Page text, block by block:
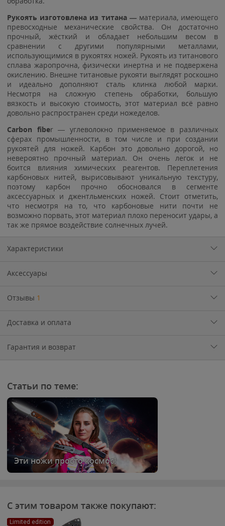
Рукоять изготовлена из титана — материала, имеющего
превосходные механические свойства. Он достаточно
прочный, жёсткий и обладает небольшим весом в
сравнении с другими популярными металлами,
использующимися в рукоятях ножей. Рукоять из титанового
сплава жаропрочна, физически инертна и не подвержена
окислению. Внешне титановые рукояти выглядят роскошно
и идеально дополняют сталь клинка любой марки.
Несмотря на сложную степень обработки, большую
вязкость и высокую стоимость, этот материал всё равно
довольно распространен среди ножеделов.
Carbon fiber — углеволокно применяемое в различных
сферах промышленности, в том числе и при создании
рукоятей для ножей. Карбон это довольно дорогой, но
невероятно прочный материал. Он очень легок и не
боится влияния химических реагентов. Переплетения
карбоновых нитей, вырисовывают уникальную текстуру,
поэтому карбон прочно обосновался в сегменте
аксессуарных и джентльменских ножей. Стоит отметить,
что несмотря на то, что карбоновые нити почти не
возможно порвать, этот материал плохо переносит удары, а
так же прямое воздействие солнечных лучей.
Характеристики
Аксессуары
Отзывы 1
Доставка и оплата
Гарантия и возврат
Статьи по теме:
Эти ножи просто космос!
С этим товаром также покупают:
Limited edition